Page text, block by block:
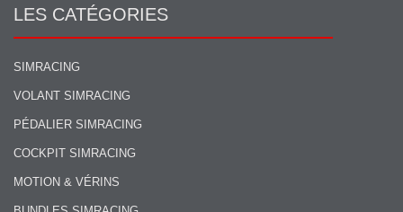
LES CATÉGORIES
SIMRACING
VOLANT SIMRACING
PÉDALIER SIMRACING
COCKPIT SIMRACING
MOTION & VÉRINS